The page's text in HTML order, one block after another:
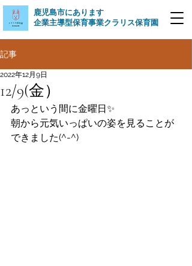
​鹿児島市にあります
企業主導型保育事業クラリス保育園
記事
12/9(金）
2022年12月9日
あっという間に金曜日✨
朝から元気いっぱいの姿を見ることが
できました(^-^)